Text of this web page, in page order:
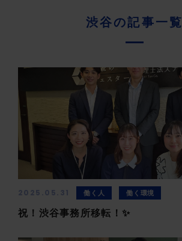
渋谷の記事一覧
2025.05.31 働く人 働く環境
祝！渋谷事務所移転！✨